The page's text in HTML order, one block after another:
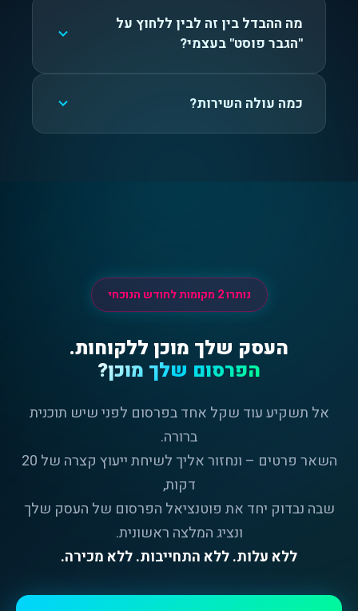
מה ההבדל בין זה לבין ללחוץ על
"הגבר פוסט" בעצמי?
כמה עולה השירות?
נותרו 2 מקומות לחודש הנוכחי
העסק שלך מוכן ללקוחות.
הפרסום שלך מוכן?
אל תשקיע עוד שקל אחד בפרסום לפני שיש תוכנית
ברורה.
השאר פרטים – ונחזור אליך לשיחת ייעוץ קצרה של 20
דקות,
שבה נבדוק יחד את פוטנציאל הפרסום של העסק שלך
ונציג המלצה ראשונית.
ללא עלות. ללא התחייבות. ללא מכירה.